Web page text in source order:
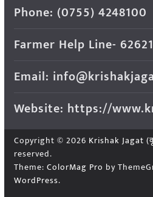
Phone: (0755) 4248100
Farmer Help Line-
Email:
Website: https://
Copyright © 2026 Krishak Jagat
reserved.
Theme: ColorMag Pro by
WordPress.